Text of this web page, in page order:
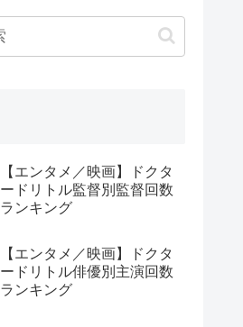
【エンタメ／映画】ドクタ
ードリトル監督別監督回数
ランキング
【エンタメ／映画】ドクタ
ードリトル俳優別主演回数
ランキング